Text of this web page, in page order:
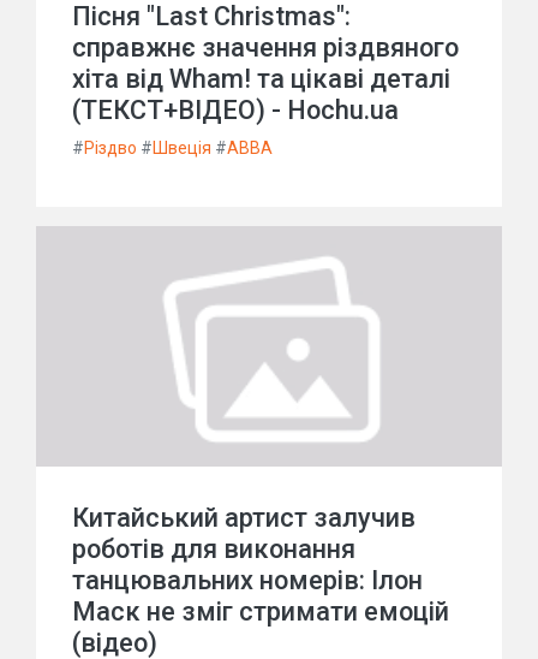
Пісня "Last Christmas":
справжнє значення різдвяного
хіта від Wham! та цікаві деталі
(ТЕКСТ+ВІДЕО) - Hochu.ua
#Різдво #Швеція #ABBA
Китайський артист залучив
роботів для виконання
танцювальних номерів: Ілон
Маск не зміг стримати емоцій
(відео)